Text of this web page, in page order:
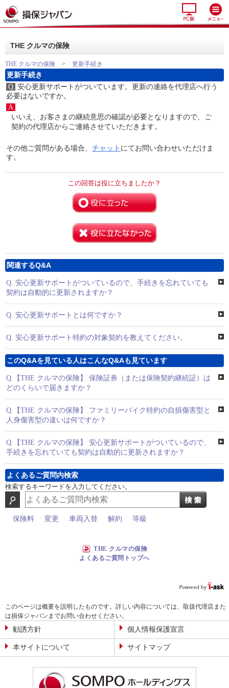
THE クルマの保険
THE クルマの保険 > 更新手続き
更新手続き
Q. 安心更新サポートがついています。更新の連絡を代理店へ行う
必要はないですか。
A.
いいえ、お客さまの継続意思の確認が必要となりますので、ご
契約の代理店からご連絡させていただきます。
その他ご質問がある場合、 チャット にてお問い合わせいただけま
す。
この回答は役に立ちましたか？
関連するQ&A
Q. 安心更新サポートがついているので、手続きを忘れていても
契約は自動的に更新されますか？
Q. 安心更新サポートとは何ですか？
Q. 安心更新サポート特約の対象契約を教えてください。
このQ&Aを見ている人はこんなQ&Aも見ています
Q. 【THE クルマの保険】 保険証券（または保険契約継続証）は
どのくらいで届きますか？
Q. 【THE クルマの保険】 ファミリーバイク特約の自損傷害型と
人身傷害型の違いは何ですか？
Q. 【THE クルマの保険】 安心更新サポートがついているので、
手続きを忘れていても契約は自動的に更新されますか？
よくあるご質問内検索
検索するキーワードを入力してください。
保険料 変更 車両入替 解約 等級
THE クルマの保険
よくあるご質問トップへ
このページは概要を説明したものです。詳しい内容については、取扱代理店また
は損保ジャパンまでお問い合わせください。
勧誘方針 個人情報保護宣言
本サイトについて サイトマップ